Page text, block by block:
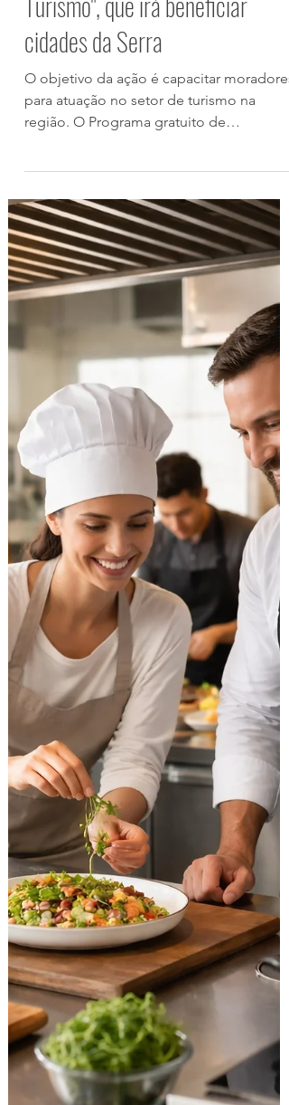
Grupo Iter lança programa
gratuito de qualificação
profissional "Caminhos do
Turismo", que irá beneficiar
O objetivo da ação é capacitar moradores
para atuação no setor de turismo na
região. O Programa gratuito de
qualificação profissional "Caminhos do
Turismo" tem previsão de início no mês
de junho. Com o turismo em expansão e
diante de um cenário de forte dinamismo
econômico na região, o Grupo Iter,
empresa responsável pela administração
do Parque do Caracol e Parque Estadual
de Tainhas, lança o programa de
qualificação profissional “Caminhos do
Turismo” 100% gratuito. A inicia